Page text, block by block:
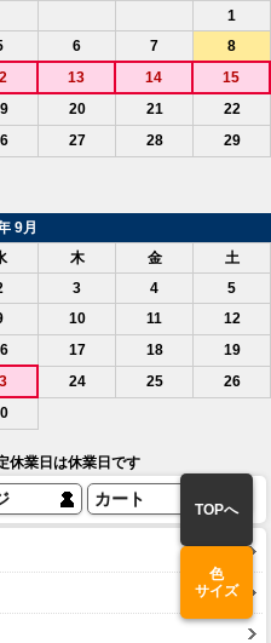
1
6 7
8
13 14
15
20 21
22
27 28
29
9月
木 金
土
3 4
5
10 11
12
17 18
19
24 25
26
休業日は休業日です
TOPへ
色
サイズ
カート